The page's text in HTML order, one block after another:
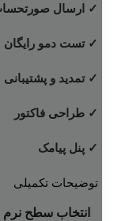
✓ ارسال صورتحساب
✓ تست دمو رایگان
✓ تمدید و پشتیبانی
✓ طراحی فاکتور
✓ پنل پیامک
توضیحات تکمیلی
انتخاب سطح نرم